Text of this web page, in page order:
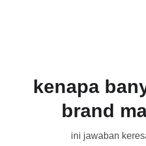
kenapa
brand
ini jawaban